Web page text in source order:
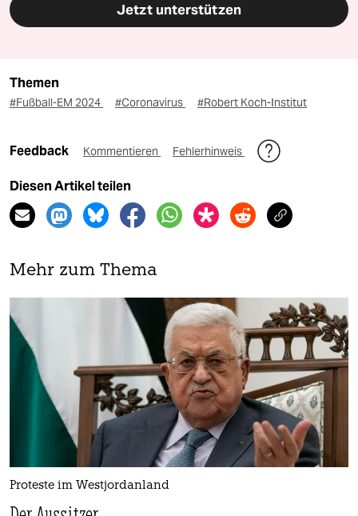
Jetzt unterstützen
Themen
#Fußball-EM 2024 #Coronavirus #Robert Koch-Institut
Feedback Kommentieren Fehlerhinweis
Diesen Artikel teilen
Mehr zum Thema
Proteste im Westjordanland